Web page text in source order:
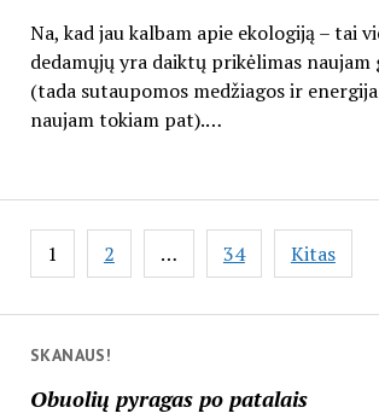
SKANAUS!
Obuolių pyragas po patalais
Na, kad jau kalbam apie ekologiją – tai
dedamųjų yra daiktų prikėlimas naujam
(tada sutaupomos medžiagos ir
naujam tokiam pat).…
Įrašų
puslapiavimas
1 2 … 34 Kitas